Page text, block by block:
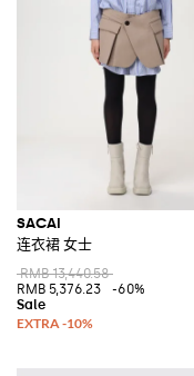
SACAI
连衣裙 女士
RMB 13,440.58
RMB 5,376.23
-60%